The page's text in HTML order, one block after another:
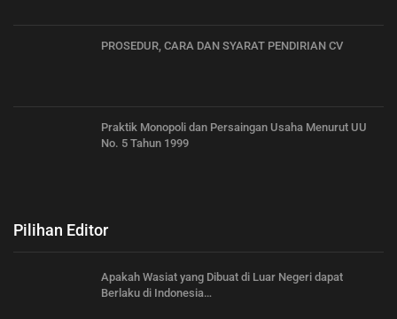
PROSEDUR, CARA DAN SYARAT PENDIRIAN CV
Praktik Monopoli dan Persaingan Usaha Menurut UU
No. 5 Tahun 1999
Pilihan Editor
Apakah Wasiat yang Dibuat di Luar Negeri dapat
Berlaku di Indonesia…